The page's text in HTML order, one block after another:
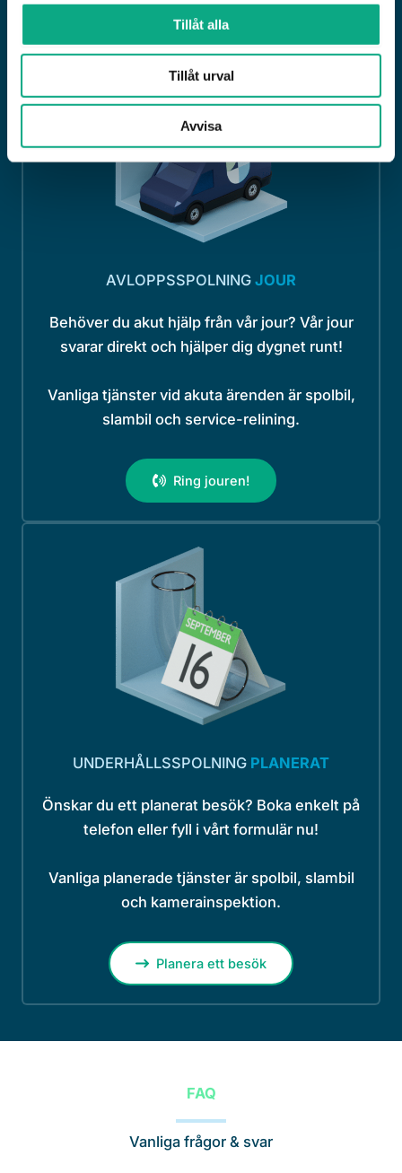
Tillåt alla
Tillåt urval
Avvisa
AVLOPPSSPOLNING JOUR
Behöver du akut hjälp från vår jour? Vår jour
svarar direkt och hjälper dig dygnet runt!
Vanliga tjänster vid akuta ärenden är spolbil,
slambil och service-relining.
Ring jouren!
UNDERHÅLLSSPOLNING PLANERAT
Önskar du ett planerat besök? Boka enkelt på
telefon eller fyll i vårt formulär nu!
Vanliga planerade tjänster är spolbil, slambil
och kamerainspektion.
Planera ett besök
FAQ
Vanliga frågor & svar